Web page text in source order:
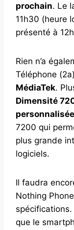
prochain. Le
11h30 (heure
présenté à
Rien n’a
Téléphone
MédiaTek.
Dimensité
personnalisée
7200 qui
plus grande
logiciels.
Il faudra
Nothing
que le